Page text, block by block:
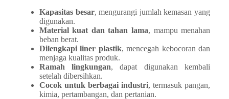
Kapasitas besar, mengurangi jumlah kemasan yang
digunakan.
Material kuat dan tahan lama, mampu menahan
beban berat.
Dilengkapi liner plastik, mencegah kebocoran dan
menjaga kualitas produk.
Ramah lingkungan, dapat digunakan kembali
setelah dibersihkan.
Cocok untuk berbagai industri, termasuk pangan,
kimia, pertambangan, dan pertanian.